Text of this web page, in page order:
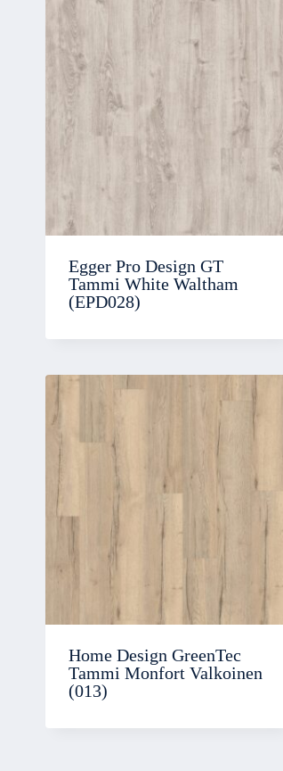
Egger Pro Design GT
Tammi White Waltham
(EPD028)
Home Design GreenTec
Tammi Monfort Valkoinen
(013)